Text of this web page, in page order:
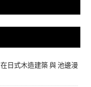
日式木造建築 與 池邊漫